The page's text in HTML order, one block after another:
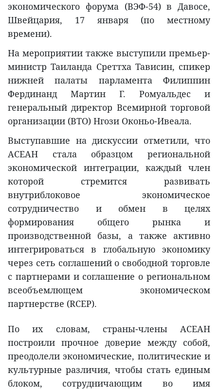
экономического форума (ВЭФ-54) в Давосе,
Швейцария, 17 января (по местному
времени).
На мероприятии также выступили премьер-
министр Таиланда Среттха Тависин, спикер
нижней палаты парламента Филиппин
Фердинанд Мартин Г. Ромуальдес и
генеральный директор Всемирной торговой
организации (ВТО) Нгози Оконьо-Ивеала.
Выступавшие на дискуссии отметили, что
АСЕАН стала образцом региональной
экономической интеграции, каждый член
которой стремится развивать
внутриблоковое экономическое
сотрудничество и обмен в целях
формирования общего рынка и
производственной базы, а также активно
интегрироваться в глобальную экономику
через сеть соглашений о свободной торговле
с партнерами и соглашение о региональном
всеобъемлющем экономическом
партнерстве (RCEP).
По их словам, страны-члены АСЕАН
построили прочное доверие между собой,
преодолели экономические, политические и
культурные различия, чтобы стать единым
блоком, сотрудничающим во имя